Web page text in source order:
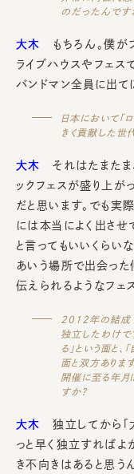
のだったんです
大木
もちろん。僕が
ライブハウスやフェス
バンドマン全員に出て
日本において「
きく貢献した世
大木
それはたまたま
ックフェスが盛り上が
だと思います。でも
には本当によく出させ
と言ってもいいくらい
あいう場所で出会った
伝えられるようなフェ
2012年の結成
独立したわけで
る」という面と
面と双方ありま
開催に至る年月
すか？
大木
独立してから「
っと早く独立すればよ
き不向きはあると思う